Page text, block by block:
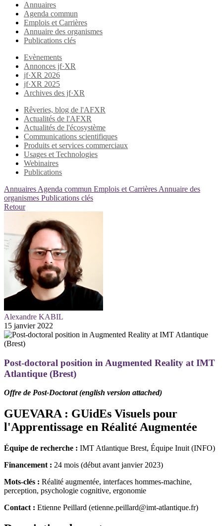
Annuaires
Agenda commun
Emplois et Carrières
Annuaire des organismes
Publications clés
Evènements
Annonces jf·XR
jf·XR 2026
jf·XR 2025
Archives des jf·XR
Rêveries, blog de l'AFXR
Actualités de l'AFXR
Actualités de l'écosystème
Communications scientifiques
Produits et services commerciaux
Usages et Technologies
Webinaires
Publications
Annuaires Agenda commun Emplois et Carrières Annuaire des
organismes Publications clés
Retour
Alexandre KABIL
15 janvier 2022
Post-doctoral position in Augmented Reality at IMT
Atlantique (Brest)
Offre de Post-Doctorat (english version attached)
GUEVARA : GUidEs Visuels pour
l'Apprentissage en Réalité Augmentée
Équipe de recherche : IMT Atlantique Brest, Équipe Inuit (INFO)
Financement : 24 mois (début avant janvier 2023)
Mots-clés : Réalité augmentée, interfaces hommes-machine,
perception, psychologie cognitive, ergonomie
Contact : Etienne Peillard (etienne.peillard@imt-atlantique.fr)